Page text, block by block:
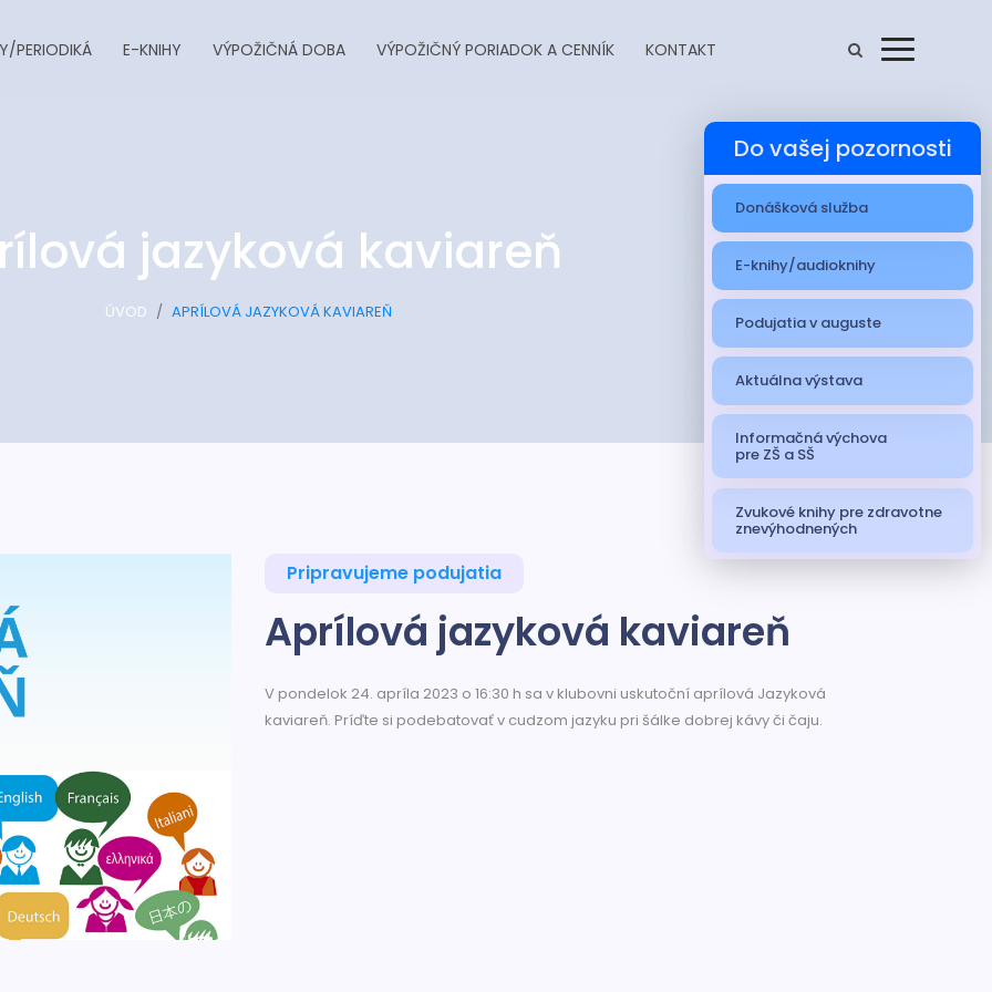
PERIODIKÁ E-KNIHY VÝPOŽIČNÁ DOBA VÝPOŽIČNÝ PORIADOK A CENNÍK KONTAKT
jazyková kaviareň
ÚVOD APRÍLOVÁ JAZYKOVÁ KAVIAREŇ
Pripravujeme podujatia
Aprílová jazyková kaviareň
V pondelok 24. apríla 2023 o 16:30 h sa v klubovni uskutoční aprílová Jazyková
kaviareň. Príďte si podebatovať v cudzom jazyku pri šálke dobrej kávy či čaju.
Do vašej pozornosti
Donášková služba
E-knihy/audioknihy
Podujatia v auguste
Aktuálna výstava
Informačná výchova
pre ZŠ a SŠ
Zvukové knihy pre zdravotne
znevýhodnených